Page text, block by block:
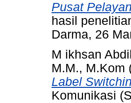
Pusat
hasil
Darma, 26
M ikhsan
M.M., M.Kom
Label
Komunikasi